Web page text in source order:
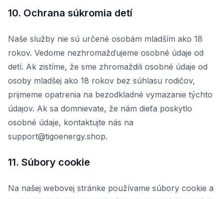
10. Ochrana súkromia detí
Naše služby nie sú určené osobám mladším ako 18
rokov. Vedome nezhromažďujeme osobné údaje od
detí. Ak zistíme, že sme zhromaždili osobné údaje od
osoby mladšej ako 18 rokov bez súhlasu rodičov,
prijmeme opatrenia na bezodkladné vymazanie týchto
údajov. Ak sa domnievate, že nám dieťa poskytlo
osobné údaje, kontaktujte nás na
support@tigoenergy.shop.
11. Súbory cookie
Na našej webovej stránke používame súbory cookie a